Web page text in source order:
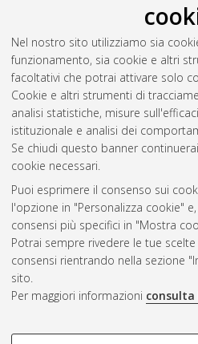
Nel nostro sito utilizziamo sia
funzionamento, sia cookie e altri
facoltativi che potrai attivare solo
Cookie e altri strumenti di
analisi statistiche, misure
istituzionale e analisi dei
Se chiudi questo banner
cookie necessari.
Puoi esprimere il consenso sui
l'opzione in "Personalizza cookie"
consensi più specifici in "Mostra
Potrai sempre rivedere le tue
consensi rientrando nella sezione
sito.
Per maggiori informazioni consulta
COOKIE DI PROFILAZIONE -
Abstract
Altri
Gestione del
Atom
Rss 1.0
Rss 2.0
ISSN: 2038-7946
Impostazioni Cookie